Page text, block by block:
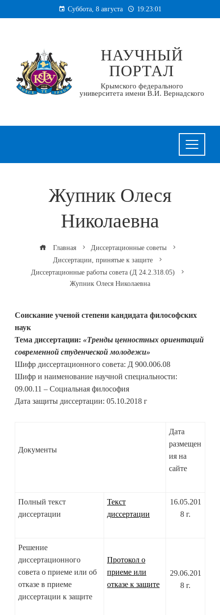
к
Суббота, 8 августа 19:23:02
НАУЧНЫЙ
ПОРТАЛ
Крымского федерального
университета имени В.И. Вернадского
Жупник Олеся
Николаевна
Главная
Диссертационные советы
Диссертации, принятые к защите
Диссертационные работы совета (Д 24.2.318.05)
Жупник Олеся Николаевна
Соискание ученой степени кандидата философских
наук
Тема диссертации: «Тренды ценностных ориентаций
современной студенческой молодежи»
Шифр диссертационного совета: Д 900.006.08
Шифр и наименование научной специальности:
09.00.11 – Социальная философия
Дата защиты диссертации: 05.10.2018 г
Документы
Дата
размещен
ия на
сайте
Полный текст
диссертации
Текст
диссертации
16.05.201
8 г.
Решение
диссертационного
совета о приеме или об
отказе в приеме
диссертации к защите
Протокол о
приеме или
отказе к защите
29.06.201
8 г.